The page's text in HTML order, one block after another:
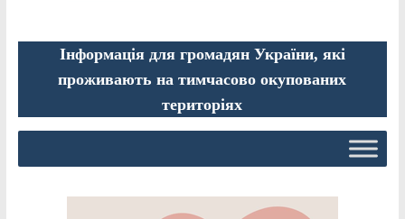
Інформація для громадян України, які
проживають на тимчасово окупованих
територіях